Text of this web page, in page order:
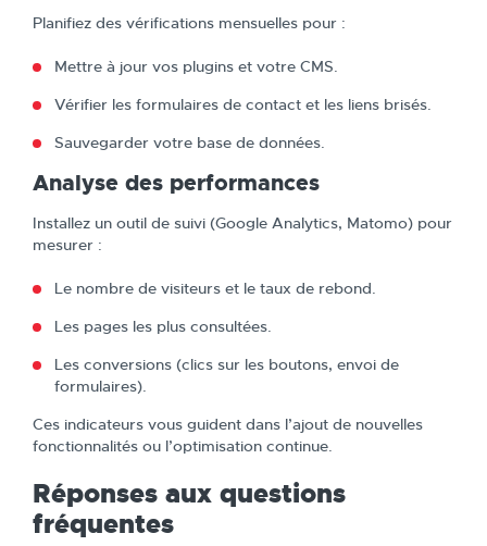
Planifiez des vérifications mensuelles pour :
Mettre à jour vos plugins et votre CMS.
Vérifier les formulaires de contact et les liens brisés.
Sauvegarder votre base de données.
Analyse des performances
Installez un outil de suivi (Google Analytics, Matomo) pour
mesurer :
Le nombre de visiteurs et le taux de rebond.
Les pages les plus consultées.
Les conversions (clics sur les boutons, envoi de
formulaires).
Ces indicateurs vous guident dans l’ajout de nouvelles
fonctionnalités ou l’optimisation continue.
Réponses aux questions
fréquentes